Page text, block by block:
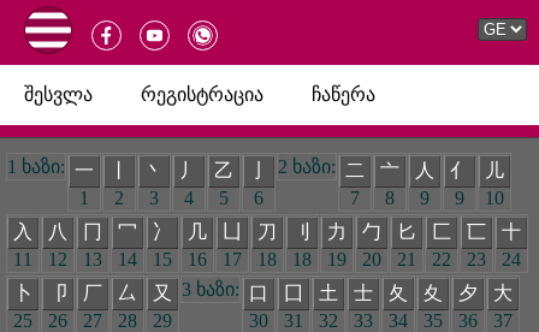
შესვლა რეგისტრაცია ჩაწერა
1 ხაზი: 一
1
2
丶
3
丿
4
乙
5
6
2 ხაზი:
二
7
亠
8
人
9
亻
9
儿
10
入
11
八
12
冂
13
冖
14
冫
15
几
16
17
刀
18
刂
18
力
19
勹
20
匕
21
匚
22
匸
23
十
24
卜
25
卩
26
厂
27
厶
28
又
29
3 ხაზი: 口
30
囗
31
土
32
士
33
夂
34
夊
35
夕
36
大
37